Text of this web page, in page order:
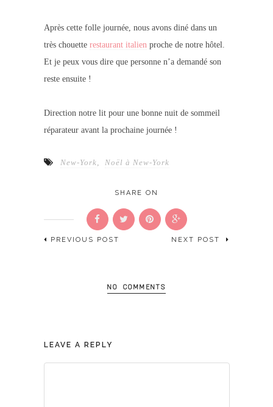
Après cette folle journée, nous avons diné dans un
très chouette restaurant italienproche de notre hôtel.
Et je peux vous dire que personne n’a demandé son
reste ensuite !
Direction notre lit pour une bonne nuit de sommeil
réparateur avant la prochaine journée !
New-York, Noël à New-York
SHARE ON
PREVIOUS POST NEXT POST
NO COMMENTS
LEAVE A REPLY